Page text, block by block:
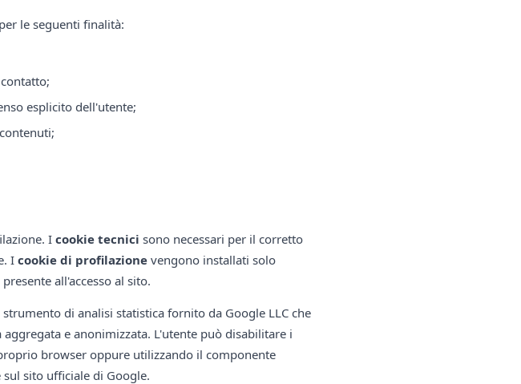
le seguenti finalità:
esplicito dell'utente;
I cookie tecnici sono necessari per il corretto
I cookie di profilazione vengono installati solo
all'accesso al sito.
strumento di analisi statistica fornito da Google LLC che
e anonimizzata. L'utente può disabilitare i
browser oppure utilizzando il componente
sito ufficiale di Google.